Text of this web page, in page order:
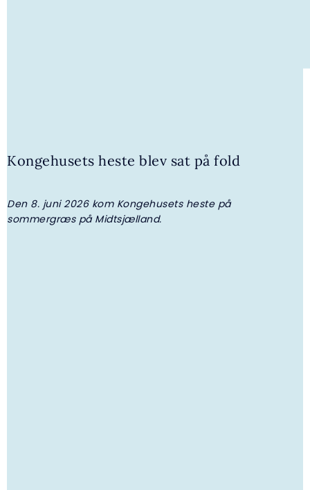
Kongehusets heste blev sat på fold
Den 8. juni 2026 kom Kongehusets heste på
sommergræs på Midtsjælland.
Kongehuset får ny adjudantstabschef